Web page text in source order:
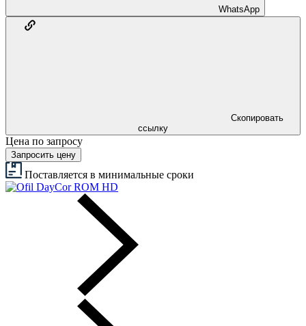
WhatsApp
Скопировать
ссылку
Цена по запросу
Запросить цену
Поставляется в минимальные сроки